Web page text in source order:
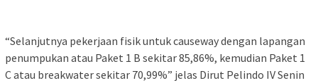
“Selanjutnya pekerjaan fisik untuk causeway dengan lapangan
penumpukan atau Paket 1 B sekitar 85,86%, kemudian Paket 1
C atau breakwater sekitar 70,99%” jelas Dirut Pelindo IV Senin